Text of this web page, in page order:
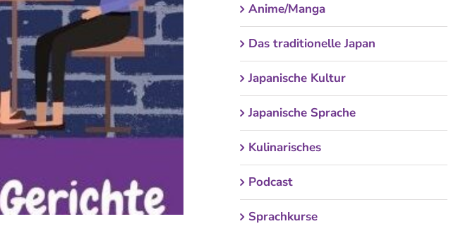
Anime/Manga
Das traditionelle Japan
Japanische Kultur
Japanische Sprache
Kulinarisches
Podcast
Sprachkurse